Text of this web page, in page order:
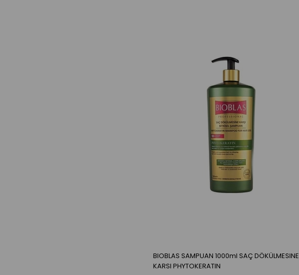
BIOBLAS SAMPUAN 1000ml SAÇ DÖKÜLMESINE
KARSI PHYTOKERATIN